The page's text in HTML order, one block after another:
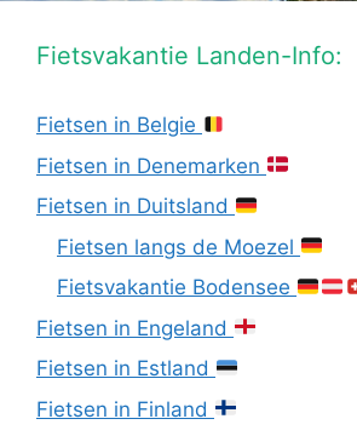
Fietsvakantie Landen-Info:
Fietsen in Belgie
Fietsen in Denemarken
Fietsen in Duitsland
Fietsen langs de Moezel
Fietsvakantie Bodensee
Fietsen in Engeland
Fietsen in Estland
Fietsen in Finland